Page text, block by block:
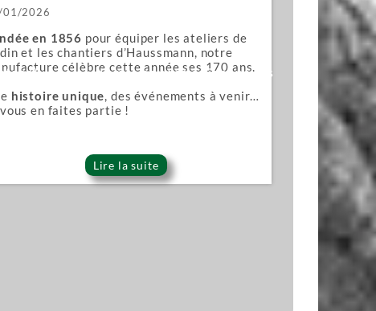
Lames pour scies japonaises
01/2026
en 1856 pour équiper les ateliers de
et les chantiers d’Haussmann, notre
célèbre cette année ses 170 ans.
histoire unique, des événements à venir…
en faites partie !
Lire la suite